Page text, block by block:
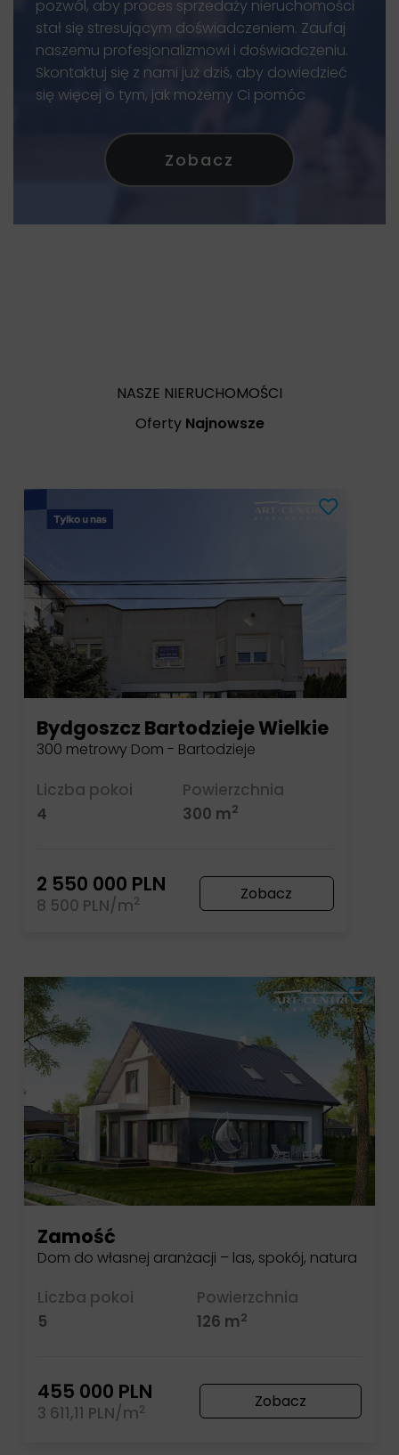
pozwól, aby proces sprzedaży nieruchomości
stał się stresującym doświadczeniem. Zaufaj
naszemu profesjonalizmowi i doświadczeniu.
Skontaktuj się z nami już dziś, aby dowiedzieć
się więcej o tym, jak możemy Ci pomóc
Zobacz
NASZE NIERUCHOMOŚCI
Oferty Najnowsze
Bydgoszcz Bartodzieje Wielkie
300 metrowy Dom - Bartodzieje
Liczba pokoi
4
Powierzchnia
300 m2
2 550 000 PLN
8 500 PLN/m2 Zobacz
Zamość
Dom do własnej aranżacji – las, spokój, natura
Liczba pokoi
5
Powierzchnia
126 m2
455 000 PLN
3 611,11 PLN/m2 Zobacz